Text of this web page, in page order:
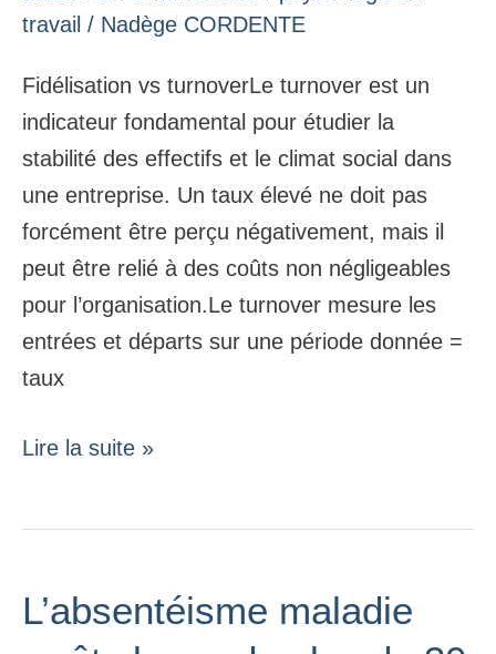
travail / Nadège CORDENTE
Fidélisation vs turnoverLe turnover est un
indicateur fondamental pour étudier la
stabilité des effectifs et le climat social dans
une entreprise. Un taux élevé ne doit pas
forcément être perçu négativement, mais il
peut être relié à des coûts non négligeables
pour l’organisation.Le turnover mesure les
entrées et départs sur une période donnée =
taux
c’est
Lire la suite »
L’absentéisme maladie
L’absentéisme